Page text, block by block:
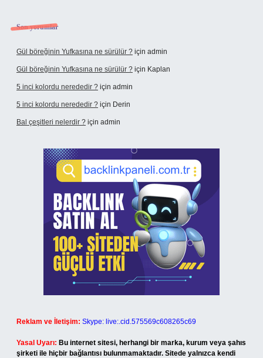
Son yorumlar
Gül böreğinin Yufkasına ne sürülür ? için admin
Gül böreğinin Yufkasına ne sürülür ? için Kaplan
5 inci kolordu nerededir ? için admin
5 inci kolordu nerededir ? için Derin
Bal çeşitleri nelerdir ? için admin
Reklam ve İletişim: Skype: live:.cid.575569c608265c69
Yasal Uyarı: Bu internet sitesi, herhangi bir marka, kurum veya şahıs
şirketi ile hiçbir bağlantısı bulunmamaktadır. Sitede yalnızca kendi